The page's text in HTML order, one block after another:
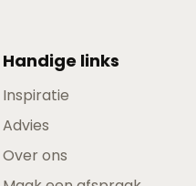
Handige links
Inspiratie
Advies
Over ons